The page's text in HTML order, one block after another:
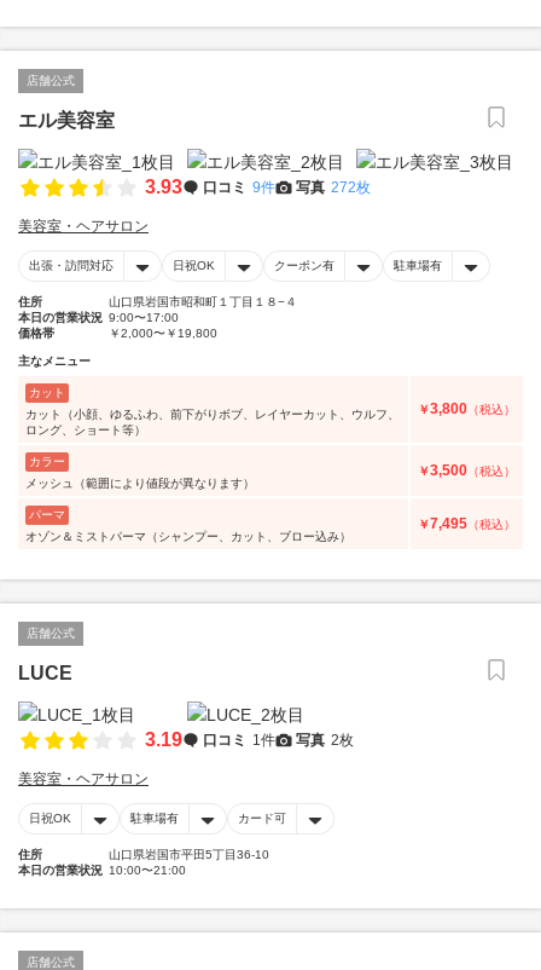
店舗公式
エル美容室
3.93 口コミ 9件 写真 272枚
美容室・ヘアサロン
出張・訪問対応 日祝OK クーポン有 駐車場有
住所
山口県岩国市昭和町１丁目１８−４
本日の営業状況 9:00〜17:00
価格帯
￥2,000〜￥19,800
主なメニュー
カット
カット（小顔、ゆるふわ、前下がりボブ、レイヤーカット、ウルフ、
ロング、ショート等）
￥3,800 （税込）
カラー
メッシュ（範囲により値段が異なります）
￥3,500 （税込）
パーマ
オゾン＆ミストパーマ（シャンプー、カット、ブロー込み）
￥7,495 （税込）
店舗公式
LUCE
3.19 口コミ 1件 写真 2枚
美容室・ヘアサロン
日祝OK 駐車場有 カード可
住所
山口県岩国市平田5丁目36-10
本日の営業状況 10:00〜21:00
店舗公式